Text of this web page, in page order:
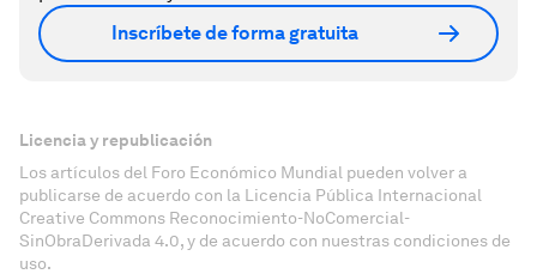
Inscríbete de forma gratuita
Licencia y republicación
Los artículos del Foro Económico Mundial pueden volver a
publicarse de acuerdo con la Licencia Pública Internacional
Creative Commons Reconocimiento-NoComercial-
SinObraDerivada 4.0, y de acuerdo con nuestras condiciones de
uso.